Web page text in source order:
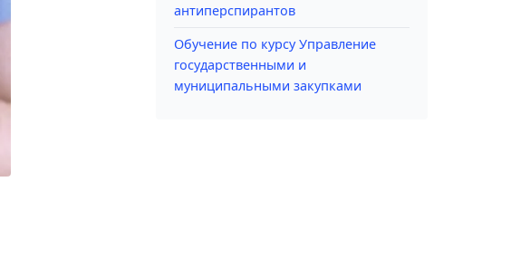
антиперспирантов
Обучение по курсу Управление
государственными и
муниципальными закупками